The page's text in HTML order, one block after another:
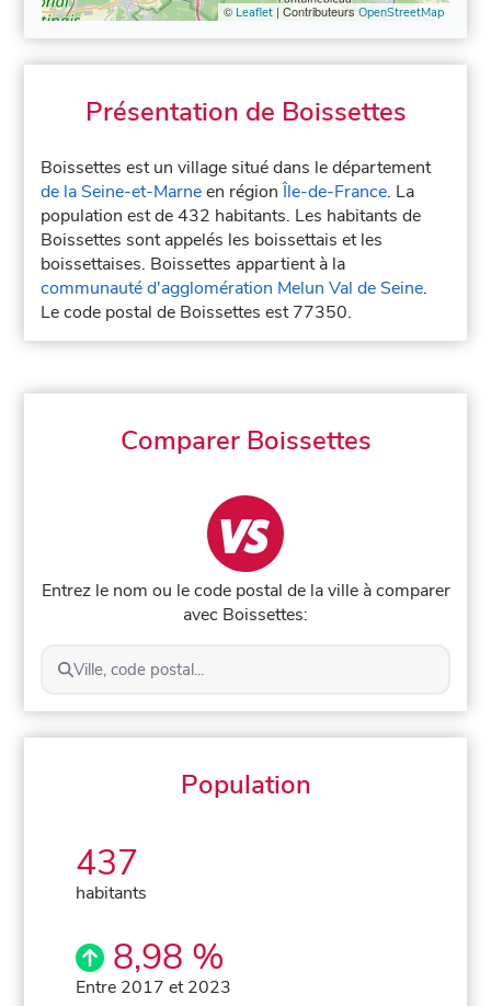
© Leaflet| ContributeursOpenStreetMap
Présentation de Boissettes
Boissettes est un village situé dans le département
de la Seine-et-Marneen régionÎle-de-France. La
population est de 432 habitants. Les habitants de
Boissettes sont appelés les boissettais et les
boissettaises. Boissettes appartient à la
communauté d'agglomération Melun Val de Seine.
Le code postal de Boissettes est 77350.
Comparer Boissettes
Entrez le nom ou le code postal de la ville à comparer
avec Boissettes:
Ville, code postal...
Population
437
habitants
8,98 %
Entre 2017 et 2023